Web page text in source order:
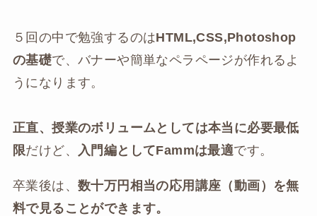
５回の中で勉強するのはHTML,CSS,Photoshop
の基礎で、バナーや簡単なペラページが作れるよ
うになります。
正直、授業のボリュームとしては本当に必要最低
限だけど、 入門編としてFammは最適です。
卒業後は、 数十万円相当の応用講座（動画）を無
料で見ることができます。